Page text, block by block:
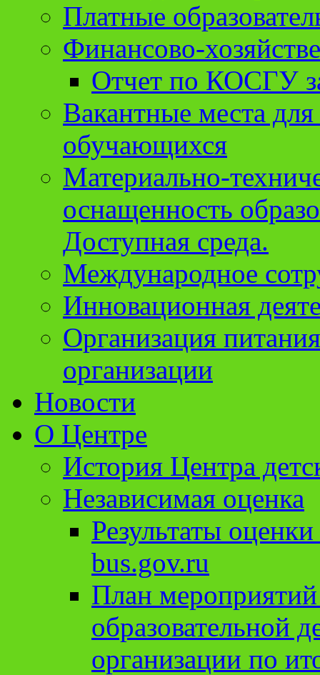
Платные
Финансово-
Отчет по КОСГУ
Вакантные места
обучающихся
Материально-
оснащенность
Доступная среда.
Международное
Инновационная
Организация
организации
Новости
О Центре
История Центра
Независимая оценка
Результаты
bus.gov.ru
План
образовательной
организации по